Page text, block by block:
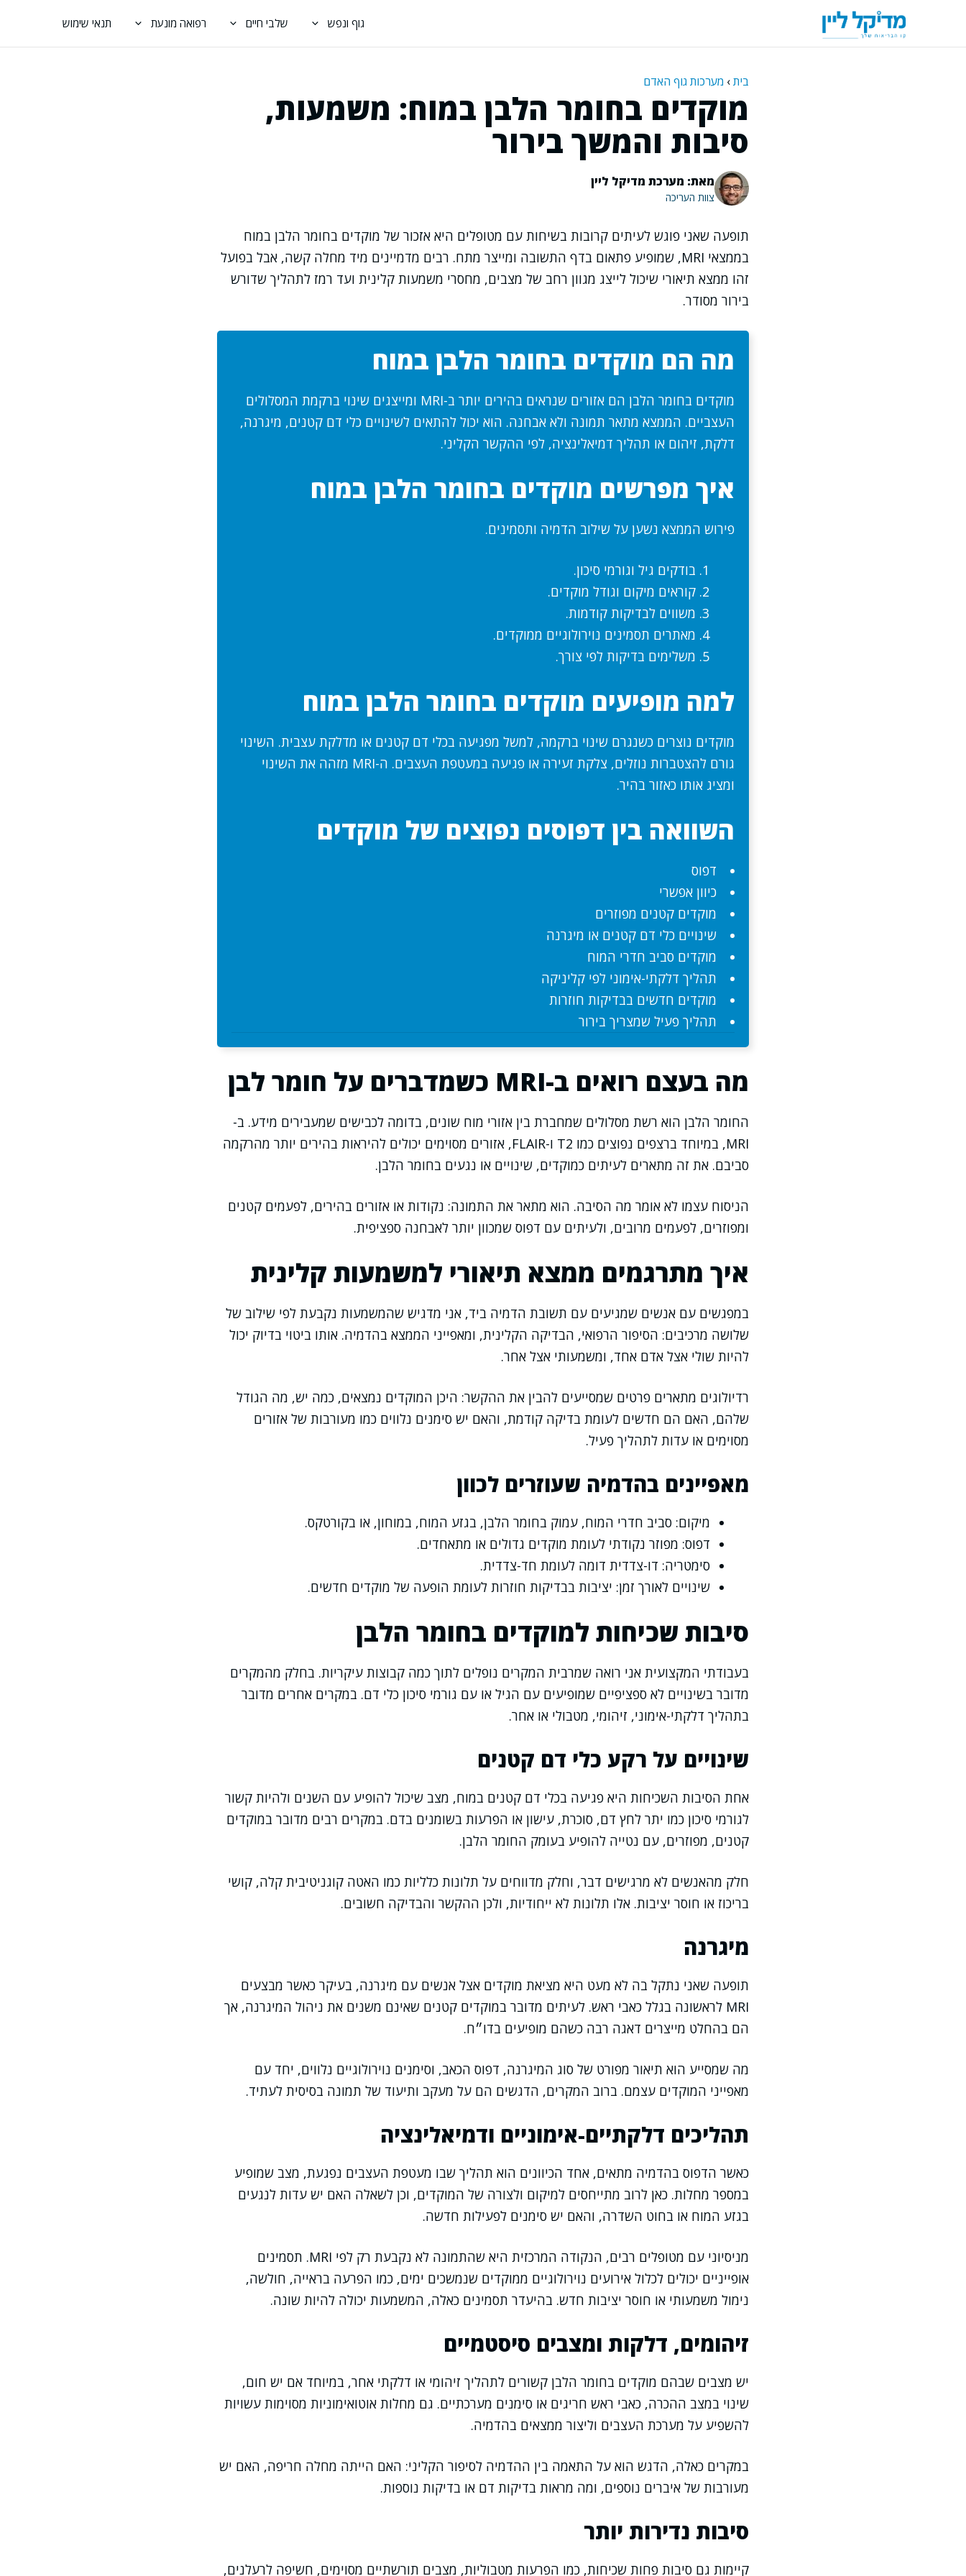
גוף ונפש שלבי חיים רפואה מונעת תנאי שימוש
בית› מערכות גוף האדם
מוקדים בחומר הלבן במוח: משמעות,
סיבות והמשך בירור
מאת: מערכת מדיקל ליין
צוות העריכה
תופעה שאני פוגש לעיתים קרובות בשיחות עם מטופלים היא אזכור של מוקדים בחומר הלבן במוח
בממצאי MRI, שמופיע פתאום בדף התשובה ומייצר מתח. רבים מדמיינים מיד מחלה קשה, אבל בפועל
זהו ממצא תיאורי שיכול לייצג מגוון רחב של מצבים, מחסרי משמעות קלינית ועד רמז לתהליך שדורש
בירור מסודר.
מה הם מוקדים בחומר הלבן במוח
מוקדים בחומר הלבן הם אזורים שנראים בהירים יותר ב-MRI ומייצגים שינוי ברקמת המסלולים
העצביים. הממצא מתאר תמונה ולא אבחנה. הוא יכול להתאים לשינויים כלי דם קטנים, מיגרנה,
דלקת, זיהום או תהליך דמיאלינציה, לפי ההקשר הקליני.
איך מפרשים מוקדים בחומר הלבן במוח
פירוש הממצא נשען על שילוב הדמיה ותסמינים.
בודקים גיל וגורמי סיכון.
קוראים מיקום וגודל מוקדים.
משווים לבדיקות קודמות.
מאתרים תסמינים נוירולוגיים ממוקדים.
משלימים בדיקות לפי צורך.
למה מופיעים מוקדים בחומר הלבן במוח
מוקדים נוצרים כשנגרם שינוי ברקמה, למשל מפגיעה בכלי דם קטנים או מדלקת עצבית. השינוי
גורם להצטברות נוזלים, צלקת זעירה או פגיעה במעטפת העצבים. ה-MRI מזהה את השינוי
ומציג אותו כאזור בהיר.
השוואה בין דפוסים נפוצים של מוקדים
דפוס
כיוון אפשרי
מוקדים קטנים מפוזרים
שינויים כלי דם קטנים או מיגרנה
מוקדים סביב חדרי המוח
תהליך דלקתי-אימוני לפי קליניקה
מוקדים חדשים בבדיקות חוזרות
תהליך פעיל שמצריך בירור
מה בעצם רואים ב-MRI כשמדברים על חומר לבן
החומר הלבן הוא רשת מסלולים שמחברת בין אזורי מוח שונים, בדומה לכבישים שמעבירים מידע. ב-
MRI, במיוחד ברצפים נפוצים כמו T2 ו-FLAIR, אזורים מסוימים יכולים להיראות בהירים יותר מהרקמה
סביבם. את זה מתארים לעיתים כמוקדים, שינויים או נגעים בחומר הלבן.
הניסוח עצמו לא אומר מה הסיבה. הוא מתאר את התמונה: נקודות או אזורים בהירים, לפעמים קטנים
ומפוזרים, לפעמים מרובים, ולעיתים עם דפוס שמכוון יותר לאבחנה ספציפית.
איך מתרגמים ממצא תיאורי למשמעות קלינית
במפגשים עם אנשים שמגיעים עם תשובת הדמיה ביד, אני מדגיש שהמשמעות נקבעת לפי שילוב של
שלושה מרכיבים: הסיפור הרפואי, הבדיקה הקלינית, ומאפייני הממצא בהדמיה. אותו ביטוי בדיוק יכול
להיות שולי אצל אדם אחד, ומשמעותי אצל אחר.
רדיולוגים מתארים פרטים שמסייעים להבין את ההקשר: היכן המוקדים נמצאים, כמה יש, מה הגודל
שלהם, האם הם חדשים לעומת בדיקה קודמת, והאם יש סימנים נלווים כמו מעורבות של אזורים
מסוימים או עדות לתהליך פעיל.
מאפיינים בהדמיה שעוזרים לכוון
מיקום: סביב חדרי המוח, עמוק בחומר הלבן, בגזע המוח, במוחון, או בקורטקס.
דפוס: מפוזר נקודתי לעומת מוקדים גדולים או מתאחדים.
סימטריה: דו-צדדית דומה לעומת חד-צדדית.
שינויים לאורך זמן: יציבות בבדיקות חוזרות לעומת הופעה של מוקדים חדשים.
סיבות שכיחות למוקדים בחומר הלבן
בעבודתי המקצועית אני רואה שמרבית המקרים נופלים לתוך כמה קבוצות עיקריות. בחלק מהמקרים
מדובר בשינויים לא ספציפיים שמופיעים עם הגיל או עם גורמי סיכון כלי דם. במקרים אחרים מדובר
בתהליך דלקתי-אימוני, זיהומי, מטבולי או אחר.
שינויים על רקע כלי דם קטנים
אחת הסיבות השכיחות היא פגיעה בכלי דם קטנים במוח, מצב שיכול להופיע עם השנים ולהיות קשור
לגורמי סיכון כמו יתר לחץ דם, סוכרת, עישון או הפרעות בשומנים בדם. במקרים רבים מדובר במוקדים
קטנים, מפוזרים, עם נטייה להופיע בעומק החומר הלבן.
חלק מהאנשים לא מרגישים דבר, וחלק מדווחים על תלונות כלליות כמו האטה קוגניטיבית קלה, קושי
בריכוז או חוסר יציבות. אלו תלונות לא ייחודיות, ולכן ההקשר והבדיקה חשובים.
מיגרנה
תופעה שאני נתקל בה לא מעט היא מציאת מוקדים אצל אנשים עם מיגרנה, בעיקר כאשר מבצעים
MRI לראשונה בגלל כאבי ראש. לעיתים מדובר במוקדים קטנים שאינם משנים את ניהול המיגרנה, אך
הם בהחלט מייצרים דאגה רבה כשהם מופיעים בדו״ח.
מה שמסייע הוא תיאור מפורט של סוג המיגרנה, דפוס הכאב, וסימנים נוירולוגיים נלווים, יחד עם
מאפייני המוקדים עצמם. ברוב המקרים, הדגשים הם על מעקב ותיעוד של תמונה בסיסית לעתיד.
תהליכים דלקתיים-אימוניים ודמיאלינציה
כאשר הדפוס בהדמיה מתאים, אחד הכיוונים הוא תהליך שבו מעטפת העצבים נפגעת, מצב שמופיע
במספר מחלות. כאן לרוב מתייחסים למיקום ולצורה של המוקדים, וכן לשאלה האם יש עדות לנגעים
בגזע המוח או בחוט השדרה, והאם יש סימנים לפעילות חדשה.
מניסיוני עם מטופלים רבים, הנקודה המרכזית היא שהתמונה לא נקבעת רק לפי MRI. תסמינים
אופייניים יכולים לכלול אירועים נוירולוגיים ממוקדים שנמשכים ימים, כמו הפרעה בראייה, חולשה,
נימול משמעותי או חוסר יציבות חדש. בהיעדר תסמינים כאלה, המשמעות יכולה להיות שונה.
זיהומים, דלקות ומצבים סיסטמיים
יש מצבים שבהם מוקדים בחומר הלבן קשורים לתהליך זיהומי או דלקתי אחר, במיוחד אם יש חום,
שינוי במצב ההכרה, כאבי ראש חריגים או סימנים מערכתיים. גם מחלות אוטואימוניות מסוימות עשויות
להשפיע על מערכת העצבים וליצור ממצאים בהדמיה.
במקרים כאלה, הדגש הוא על התאמה בין ההדמיה לסיפור הקליני: האם הייתה מחלה חריפה, האם יש
מעורבות של איברים נוספים, ומה מראות בדיקות דם או בדיקות נוספות.
סיבות נדירות יותר
קיימות גם סיבות פחות שכיחות, כמו הפרעות מטבוליות, מצבים תורשתיים מסוימים, חשיפה לרעלנים,